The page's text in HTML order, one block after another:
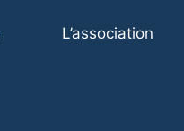
L’association